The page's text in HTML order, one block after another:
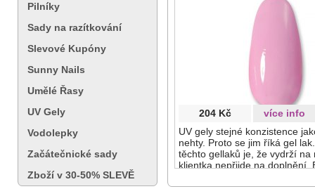
Pilníky
Sady na razítkování
Slevové Kupóny
Sunny Nails
Umělé Řasy
UV Gely
Vodolepky
Začátečnické sady
Zboží v 30-50% SLEVĚ
204 Kč
více info
UV gely stejné konzistence
nehty. Proto se jim říká gel
těchto gellaků je, že vydrží na
klientka nepřijde na doplnění.